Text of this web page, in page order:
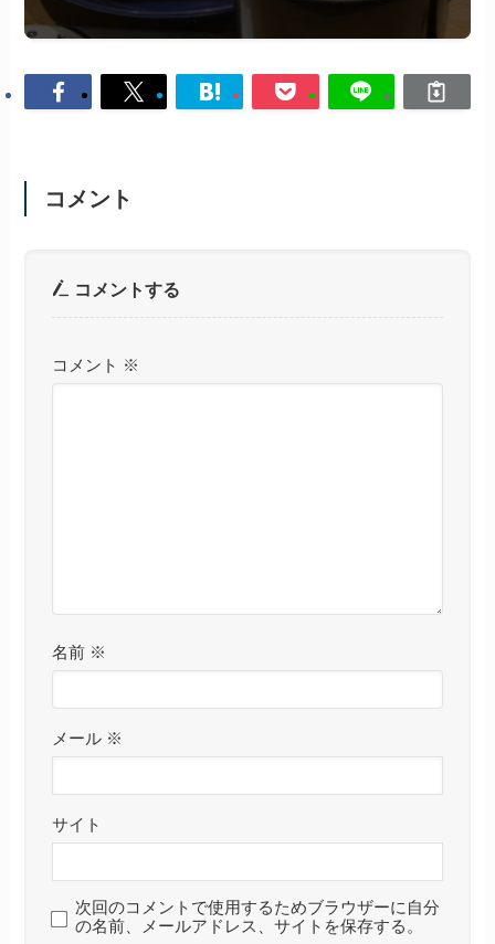
コメント
コメントする
コメント ※
名前 ※
メール ※
サイト
次回のコメントで使用するためブラウザーに自分
の名前、メールアドレス、サイトを保存する。